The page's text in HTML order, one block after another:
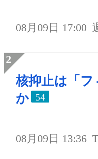
08月09日 17:00
核抑止は「フ
か
54
08月09日 13:36